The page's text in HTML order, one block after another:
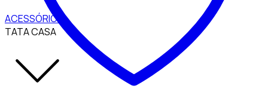
ACESSÓRIOS
TATA CASA